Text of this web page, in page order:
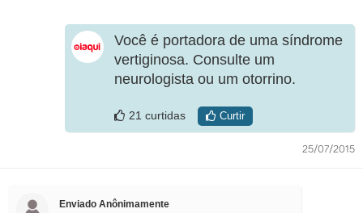
Você é portadora de uma síndrome
vertiginosa. Consulte um
neurologista ou um otorrino.
21 curtidas Curtir
25/07/2015
Enviado Anônimamente